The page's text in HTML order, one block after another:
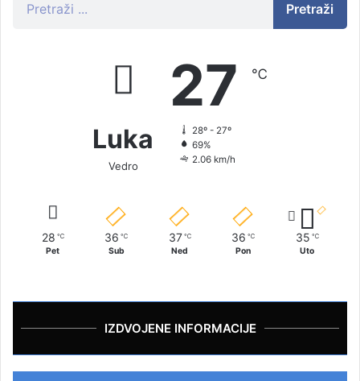
Pretraži
Luka
Vedro
27 ℃
28º - 27º
69%
2.06 km/h
28 ℃
Pet
36 ℃
Sub
37 ℃
Ned
36 ℃
Pon
35 ℃
Uto
IZDVOJENE INFORMACIJE